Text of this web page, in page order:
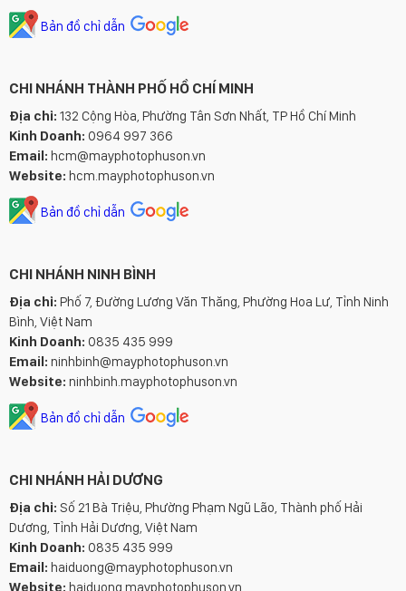
Bản đồ chỉ dẫn
CHI NHÁNH THÀNH PHỐ HỒ CHÍ MINH
Địa chỉ: 132 Cộng Hòa, Phường Tân Sơn Nhất, TP Hồ Chí Minh
Kinh Doanh: 0964 997 366
Email: hcm@mayphotophuson.vn
Website: hcm.mayphotophuson.vn
Bản đồ chỉ dẫn
CHI NHÁNH NINH BÌNH
Địa chỉ: Phố 7, Đường Lương Văn Thăng, Phường Hoa Lư, Tỉnh Ninh
Bình, Việt Nam
Kinh Doanh: 0835 435 999
Email: ninhbinh@mayphotophuson.vn
Website: ninhbinh.mayphotophuson.vn
Bản đồ chỉ dẫn
CHI NHÁNH HẢI DƯƠNG
Địa chỉ: Số 21 Bà Triệu, Phường Phạm Ngũ Lão, Thành phố Hải
Dương, Tỉnh Hải Dương, Việt Nam
Kinh Doanh: 0835 435 999
Email: haiduong@mayphotophuson.vn
Website: haiduong.mayphotophuson.vn